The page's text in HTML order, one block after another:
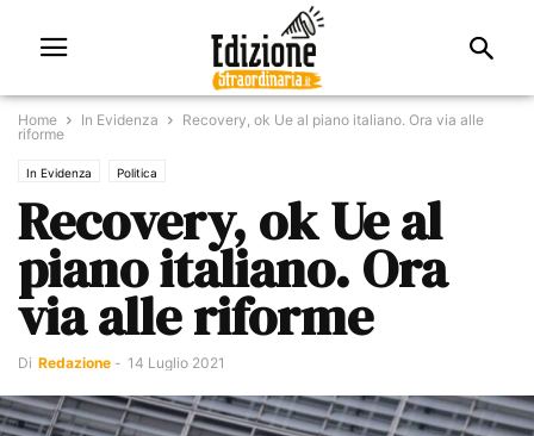
Home In Evidenza
Recovery, ok Ue al piano italiano. Ora via alle
riforme
In Evidenza Politica
Recovery, ok Ue al
piano italiano. Ora
via alle riforme
Di Redazione - 14 Luglio 2021